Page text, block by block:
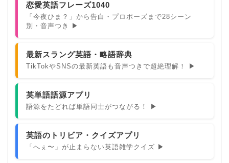
恋愛英語フレーズ1040
「今夜ひま？」から告白・プロポーズまで28シーン
別・音声つき ▶
最新スラング英語・略語辞典
TikTokやSNSの最新英語も音声つきで超絶理解！ ▶
英単語語源アプリ
語源をたどれば単語同士がつながる！ ▶
英語のトリビア・クイズアプリ
「へぇ〜」が止まらない英語雑学クイズ ▶